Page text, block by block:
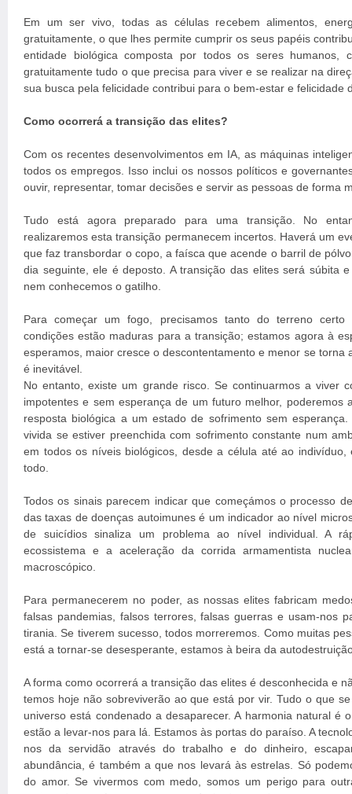
Em um ser vivo, todas as células recebem alimentos,
gratuitamente, o que lhes permite cumprir os seus papéis
entidade biológica composta por todos os seres humanos,
gratuitamente tudo o que precisa para viver e se realizar na
sua busca pela felicidade contribui para o bem-estar e felicidade
Como ocorrerá a transição das elites?
Com os recentes desenvolvimentos em IA, as máquinas
todos os empregos. Isso inclui os nossos políticos e
ouvir, representar, tomar decisões e servir as pessoas de forma
Tudo está agora preparado para uma transição. No
realizaremos esta transição permanecem incertos. Haverá um
que faz transbordar o copo, a faísca que acende o barril de
dia seguinte, ele é deposto. A transição das elites será súbita
nem conhecemos o gatilho.
Para começar um fogo, precisamos tanto do terreno
condições estão maduras para a transição; estamos agora à
esperamos, maior cresce o descontentamento e menor se torna
é inevitável.
No entanto, existe um grande risco. Se continuarmos a viver
impotentes e sem esperança de um futuro melhor, poderemos
resposta biológica a um estado de sofrimento sem
vivida se estiver preenchida com sofrimento constante num
em todos os níveis biológicos, desde a célula até ao
todo.
Todos os sinais parecem indicar que começámos o processo
das taxas de doenças autoimunes é um indicador ao nível
de suicídios sinaliza um problema ao nível individual. A
ecossistema e a aceleração da corrida armamentista
macroscópico.
Para permanecerem no poder, as nossas elites fabricam
falsas pandemias, falsos terrores, falsas guerras e usam-nos
tirania. Se tiverem sucesso, todos morreremos. Como muitas
está a tornar-se desesperante, estamos à beira da
A forma como ocorrerá a transição das elites é desconhecida e
temos hoje não sobreviverão ao que está por vir. Tudo o que
universo está condenado a desaparecer. A harmonia natural é
estão a levar-nos para lá. Estamos às portas do paraíso. A
nos da servidão através do trabalho e do dinheiro,
abundância, é também a que nos levará às estrelas. Só
do amor. Se vivermos com medo, somos um perigo para